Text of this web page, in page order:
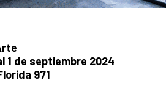
1 de septiembre 2024
971